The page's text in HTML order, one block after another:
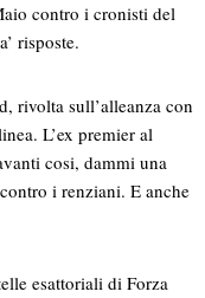
contro i cronisti del
risposte.
rivolta sull’alleanza con
L’ex premier al
cosi, dammi una
i renziani. E anche
esattoriali di Forza